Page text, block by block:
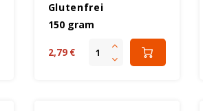
Glutenfrei
150 gram
2,79 €